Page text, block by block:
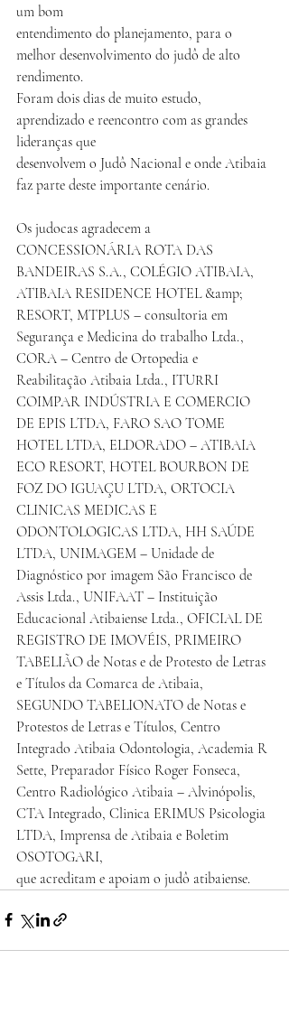
um bom
entendimento do planejamento, para o
melhor desenvolvimento do judô de alto
rendimento.
Foram dois dias de muito estudo,
aprendizado e reencontro com as grandes
lideranças que
desenvolvem o Judô Nacional e onde Atibaia
faz parte deste importante cenário.
Os judocas agradecem a
CONCESSIONÁRIA ROTA DAS
BANDEIRAS S.A., COLÉGIO ATIBAIA,
ATIBAIA RESIDENCE HOTEL &amp;
RESORT, MTPLUS – consultoria em
Segurança e Medicina do trabalho Ltda.,
CORA – Centro de Ortopedia e
Reabilitação Atibaia Ltda., ITURRI
COIMPAR INDÚSTRIA E COMERCIO
DE EPIS LTDA, FARO SAO TOME
HOTEL LTDA, ELDORADO – ATIBAIA
ECO RESORT, HOTEL BOURBON DE
FOZ DO IGUAÇU LTDA, ORTOCIA
CLINICAS MEDICAS E
ODONTOLOGICAS LTDA, HH SAÚDE
LTDA, UNIMAGEM – Unidade de
Diagnóstico por imagem São Francisco de
Assis Ltda., UNIFAAT – Instituição
Educacional Atibaiense Ltda., OFICIAL DE
REGISTRO DE IMOVÉIS, PRIMEIRO
TABELIÃO de Notas e de Protesto de Letras
e Títulos da Comarca de Atibaia,
SEGUNDO TABELIONATO de Notas e
Protestos de Letras e Títulos, Centro
Integrado Atibaia Odontologia, Academia R
Sette, Preparador Físico Roger Fonseca,
Centro Radiológico Atibaia – Alvinópolis,
CTA Integrado, Clinica ERIMUS Psicologia
LTDA, Imprensa de Atibaia e Boletim
OSOTOGARI,
que acreditam e apoiam o judô atibaiense.